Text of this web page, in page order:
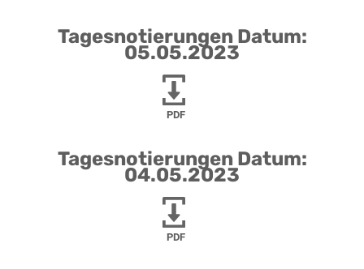
Tagesnotierungen Datum:
05.05.2023
PDF
Tagesnotierungen Datum:
04.05.2023
PDF